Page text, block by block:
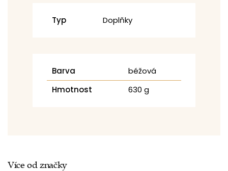
Typ Doplňky
Barva
béžová
Hmotnost
630 g
Více od značky